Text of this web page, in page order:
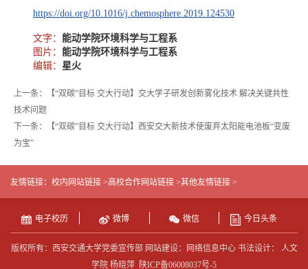
https://doi.org/10.1016/j.chemosphere.2019.124530
文字： 能动学院环境科学与工程系
图片： 能动学院环境科学与工程系
编辑： 星火
上一条：【“双碳”目标 交大行动】交大学子研发创新雾化技术 解决关键共性
技术问题
下一条：【“双碳”目标 交大行动】西安交大新技术使废弃太阳能电池板“变废
为宝”
友情链接： 校内网站链接 >高校合作网站链接 >其他友情链接 >
电子校历 微博 微信 今日头条
版权所有：西安交通大学党委宣传部 网站建设：网络信息中心 书法设计： 人文
学院 杨晓萍 陕ICP备06008037号-5